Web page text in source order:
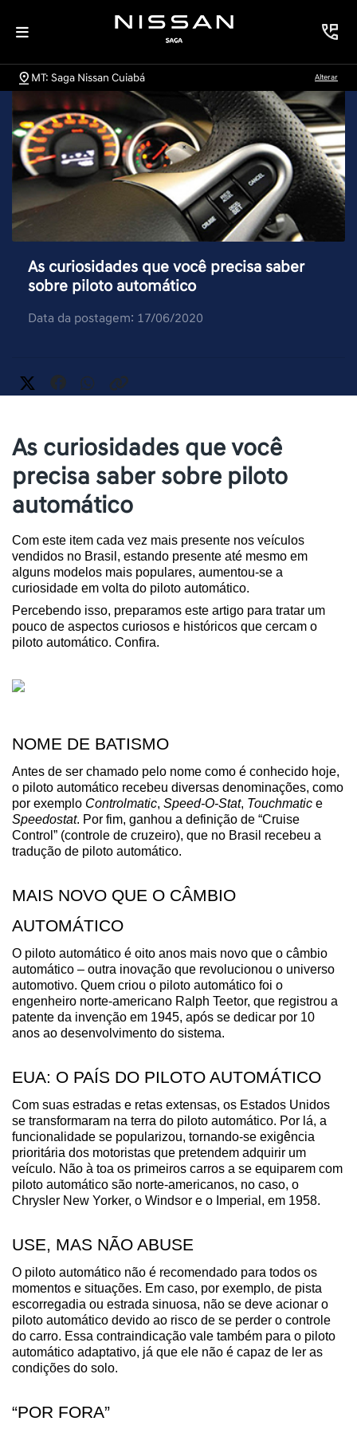
MT: Saga Nissan Cuiabá Alterar
As curiosidades que você precisa saber
sobre piloto automático
Data da postagem: 17/06/2020
As curiosidades que você
precisa saber sobre piloto
automático
Com este item cada vez mais presente nos veículos
vendidos no Brasil, estando presente até mesmo em
alguns modelos mais populares, aumentou-se a
curiosidade em volta do piloto automático.
Percebendo isso, preparamos este artigo para tratar um
pouco de aspectos curiosos e históricos que cercam o
piloto automático. Confira.
NOME DE BATISMO
Antes de ser chamado pelo nome como é conhecido hoje,
o piloto automático recebeu diversas denominações, como
por exemplo Controlmatic, Speed-O-Stat, Touchmatic
Speedostat. Por fim, ganhou a definição de “Cruise
Control” (controle de cruzeiro), que no Brasil recebeu a
tradução de piloto automático.
MAIS NOVO QUE O CÂMBIO
AUTOMÁTICO
O piloto automático é oito anos mais novo que o câmbio
automático – outra inovação que revolucionou o universo
automotivo. Quem criou o piloto automático foi o
engenheiro norte-americano Ralph Teetor, que registrou a
patente da invenção em 1945, após se dedicar por 10
anos ao desenvolvimento do sistema.
EUA: O PAÍS DO PILOTO AUTOMÁTICO
Com suas estradas e retas extensas, os Estados Unidos
se transformaram na terra do piloto automático. Por lá, a
funcionalidade se popularizou, tornando-se exigência
prioritária dos motoristas que pretendem adquirir um
veículo. Não à toa os primeiros carros a se equiparem com
piloto automático são norte-americanos, no caso, o
Chrysler New Yorker, o Windsor e o Imperial, em 1958.
USE, MAS NÃO ABUSE
O piloto automático não é recomendado para todos os
momentos e situações. Em caso, por exemplo, de pista
escorregadia ou estrada sinuosa, não se deve acionar o
piloto automático devido ao risco de se perder o controle
do carro. Essa contraindicação vale também para o piloto
automático adaptativo, já que ele não é capaz de ler as
condições do solo.
“POR FORA”